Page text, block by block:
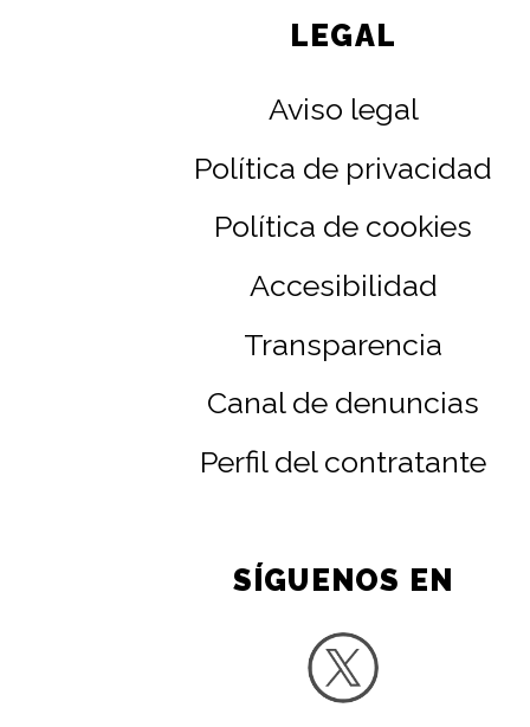
LEGAL
Aviso legal
Política de privacidad
Política de cookies
Accesibilidad
Transparencia
Canal de denuncias
Perfil del contratante
SÍGUENOS EN